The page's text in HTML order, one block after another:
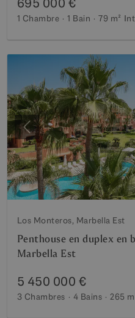
1 Chambre 1 Bain 79 m²
Précédent
Los Monteros, Marbella Est
Penthouse en duplex en
Marbella Est
5 450 000 €
3 Chambres 4 Bains 265